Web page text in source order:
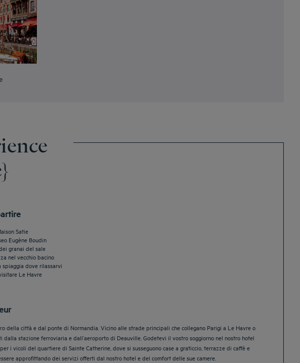
Satie
Eugène Boudin
granai del sale
nel vecchio bacino
spiaggia dove rilassarvi
Le Havre
città e dal ponte di Normandia. Vicino alle strade principali che collegano Parigi a Le Havre o
stazione ferroviaria e dall’aeroporto di Deauville. Godetevi il vostro soggiorno nel nostro hotel
i vicoli del quartiere di Sainte Catherine, dove si susseguono case a graticcio, terrazze di caffè e
approfittando dei servizi offerti dal nostro hotel e del comfort delle sue camere.